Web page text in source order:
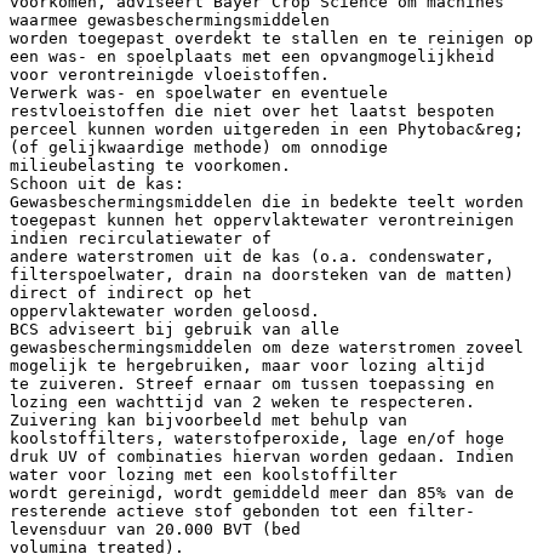
waarmee gewasbeschermingsmiddelen
worden toegepast overdekt te stallen en te reinigen op
een was- en spoelplaats met een opvangmogelijkheid
voor verontreinigde vloeistoffen.
Verwerk was- en spoelwater en eventuele
restvloeistoffen die niet over het laatst bespoten
perceel kunnen worden uitgereden in een Phytobac&reg;
(of gelijkwaardige methode) om onnodige
milieubelasting te voorkomen.
Schoon uit de kas:
Gewasbeschermingsmiddelen die in bedekte teelt worden
toegepast kunnen het oppervlaktewater verontreinigen
indien recirculatiewater of
andere waterstromen uit de kas (o.a. condenswater,
filterspoelwater, drain na doorsteken van de matten)
direct of indirect op het
oppervlaktewater worden geloosd.
BCS adviseert bij gebruik van alle
gewasbeschermingsmiddelen om deze waterstromen zoveel
mogelijk te hergebruiken, maar voor lozing altijd
te zuiveren. Streef ernaar om tussen toepassing en
lozing een wachttijd van 2 weken te respecteren.
Zuivering kan bijvoorbeeld met behulp van
koolstoffilters, waterstofperoxide, lage en/of hoge
druk UV of combinaties hiervan worden gedaan. Indien
water voor lozing met een koolstoffilter
wordt gereinigd, wordt gemiddeld meer dan 85% van de
resterende actieve stof gebonden tot een filter-
levensduur van 20.000 BVT (bed
volumina treated).